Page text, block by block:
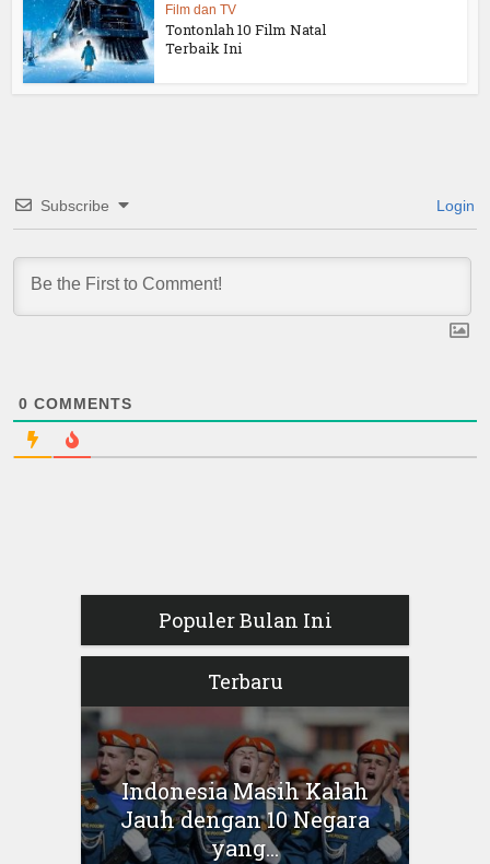
Film dan TV
Tontonlah 10 Film Natal
Terbaik Ini
Subscribe Login
0 COMMENTS
Populer Bulan Ini
Terbaru
Indonesia Masih Kalah
Jauh dengan 10 Negara
yang...